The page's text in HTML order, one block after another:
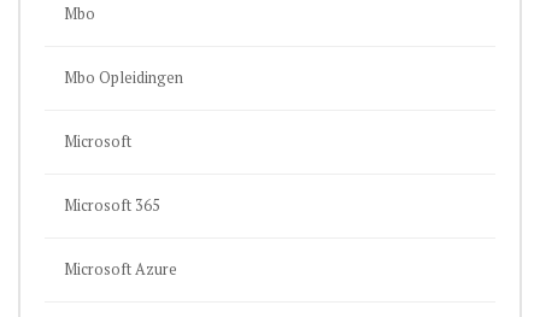
Mbo
Mbo Opleidingen
Microsoft
Microsoft 365
Microsoft Azure